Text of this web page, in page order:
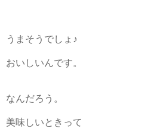
うまそうでしょ♪
おいしいんです。
なんだろう。
美味しいときって